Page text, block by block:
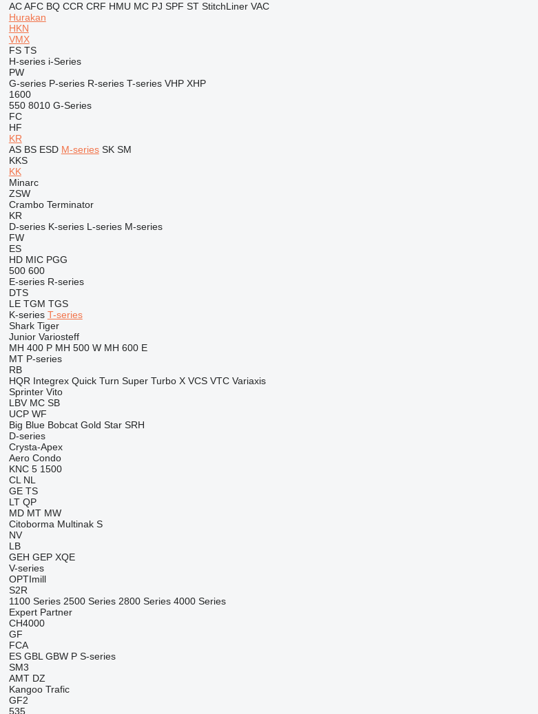
AC AFC BQ CCR CRF HMU MC PJ SPF ST StitchLiner VAC
Hurakan
HKN
VMX
FS TS
H-series i-Series
PW
G-series P-series R-series T-series VHP XHP
1600
550 8010 G-Series
FC
HF
KR
AS BS ESD M-series SK SM
KKS
KK
Minarc
ZSW
Crambo Terminator
KR
D-series K-series L-series M-series
FW
ES
HD MIC PGG
500 600
E-series R-series
DTS
LE TGM TGS
K-series T-series
Shark Tiger
Junior Variosteff
MH 400 P MH 500 W MH 600 E
MT P-series
RB
HQR Integrex Quick Turn Super Turbo X VCS VTC Variaxis
Sprinter Vito
LBV MC SB
UCP WF
Big Blue Bobcat Gold Star SRH
D-series
Crysta-Apex
Aero Condo
KNC 5 1500
CL NL
GE TS
LT QP
MD MT MW
Citoborma Multinak S
NV
LB
GEH GEP XQE
V-series
OPTImill
S2R
1100 Series 2500 Series 2800 Series 4000 Series
Expert Partner
CH4000
GF
FCA
ES GBL GBW P S-series
SM3
AMT DZ
Kangoo Trafic
GF2
535